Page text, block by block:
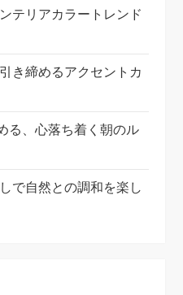
テリアカラートレンド
き締めるアクセントカ
る、心落ち着く朝のル
で自然との調和を楽し